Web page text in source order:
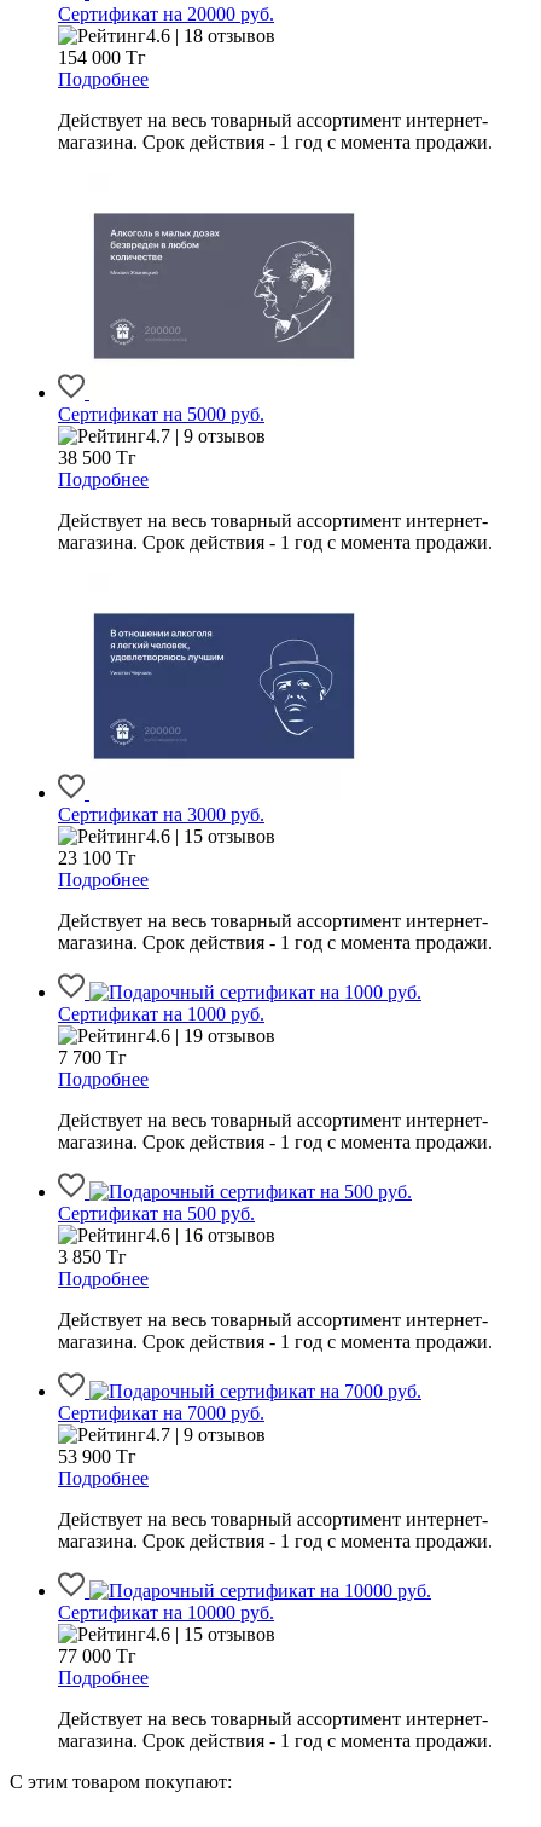
Сертификат на 20000 руб.
4.6 | 18 отзывов
154 000 Тг
Подробнее
Действует на весь товарный ассортимент интернет-
магазина. Срок действия - 1 год с момента продажи.
Сертификат на 5000 руб.
4.7 | 9 отзывов
38 500 Тг
Подробнее
Действует на весь товарный ассортимент интернет-
магазина. Срок действия - 1 год с момента продажи.
Сертификат на 3000 руб.
4.6 | 15 отзывов
23 100 Тг
Подробнее
Действует на весь товарный ассортимент интернет-
магазина. Срок действия - 1 год с момента продажи.
Сертификат на 1000 руб.
4.6 | 19 отзывов
7 700 Тг
Подробнее
Действует на весь товарный ассортимент интернет-
магазина. Срок действия - 1 год с момента продажи.
Сертификат на 500 руб.
4.6 | 16 отзывов
3 850 Тг
Подробнее
Действует на весь товарный ассортимент интернет-
магазина. Срок действия - 1 год с момента продажи.
Сертификат на 7000 руб.
4.7 | 9 отзывов
53 900 Тг
Подробнее
Действует на весь товарный ассортимент интернет-
магазина. Срок действия - 1 год с момента продажи.
Сертификат на 10000 руб.
4.6 | 15 отзывов
77 000 Тг
Подробнее
Действует на весь товарный ассортимент интернет-
магазина. Срок действия - 1 год с момента продажи.
С этим товаром покупают: